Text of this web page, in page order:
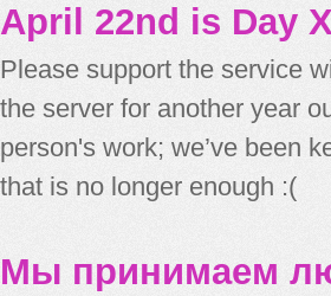
April 22nd is Day
Please support the service
the server for another year
person's work; we’ve been
that is no longer enough :(
Мы принимаем